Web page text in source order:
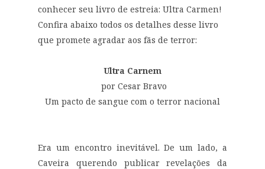
conhecer seu livro de estreia: Ultra Carmen!
Confira abaixo todos os detalhes desse livro
que promete agradar aos fãs de terror:
Ultra Carnem
por Cesar Bravo
Um pacto de sangue com o terror nacional
Era um encontro inevitável. De um lado, a
Caveira querendo publicar revelações da